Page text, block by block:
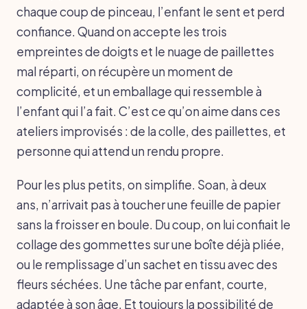
chaque coup de pinceau, l’enfant le sent et perd
confiance. Quand on accepte les trois
empreintes de doigts et le nuage de paillettes
mal réparti, on récupère un moment de
complicité, et un emballage qui ressemble à
l’enfant qui l’a fait. C’est ce qu’on aime dans ces
ateliers improvisés : de la colle, des paillettes, et
personne qui attend un rendu propre.
Pour les plus petits, on simplifie. Soan, à deux
ans, n’arrivait pas à toucher une feuille de papier
sans la froisser en boule. Du coup, on lui confiait le
collage des gommettes sur une boîte déjà pliée,
ou le remplissage d’un sachet en tissu avec des
fleurs séchées. Une tâche par enfant, courte,
adaptée à son âge. Et toujours la possibilité de